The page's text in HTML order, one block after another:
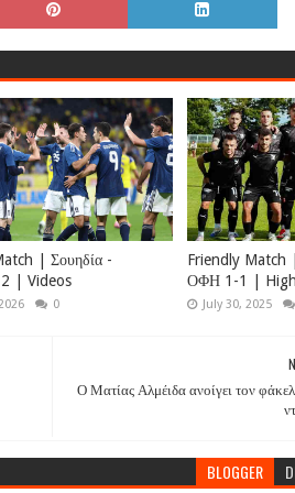
| Σουηδία -
| Videos
0
Friendly Match
ΟΦΗ 1-1 |
July 30, 2025
Ο Ματίας Αλμέιδα ανοίγει τον
BLOGGER